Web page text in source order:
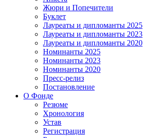
Жюри и Попечители
Буклет
Лауреаты и дипломанты 2025
Лауреаты и дипломанты 2023
Лауреаты и дипломанты 2020
Номинанты 2025
Номинанты 2023
Номинанты 2020
Пресс-релиз
Постановление
О Фонде
Резюме
Хронология
Устав
Регистрация